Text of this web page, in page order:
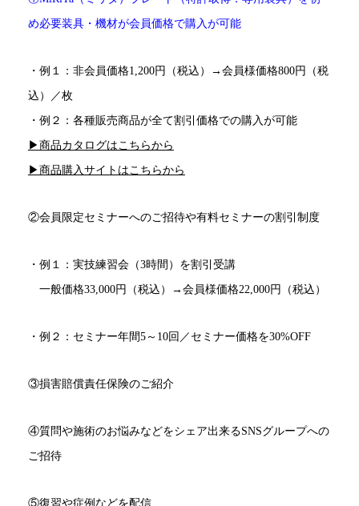
め必要装具・機材が会員価格で購入が可能
・例１：非会員価格1,200円（税込）→会員様価格800円（税
込）／枚
・例２：各種販売商品が全て割引価格での購入が可能
▶商品カタログはこちらから
▶商品購入サイトはこちらから
②会員限定セミナーへのご招待や有料セミナーの割引制度
・例１：実技練習会（3時間）を割引受講
一般価格33,000円（税込）→会員様価格22,000円（税込）
・例２：セミナー年間5～10回／セミナー価格を30%OFF
③損害賠償責任保険のご紹介
④質問や施術のお悩みなどをシェア出来るSNSグループへの
ご招待
⑤復習や症例などを配信